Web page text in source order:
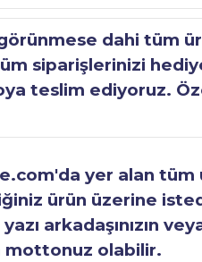
dahi tüm
siparişlerinizi
teslim ediyoruz.
yer alan
ürün üzerine
arkadaşınızın
mottonuz olabilir.